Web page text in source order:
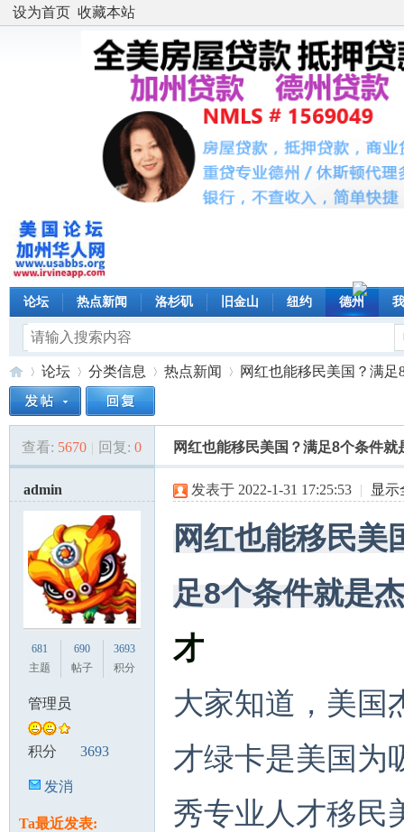
设为首页 收藏本站
论坛 热点新闻 洛杉矶 旧金山 纽约 德州
美»
论坛
›
分类信息 热点新闻
›
网红也能移民美国？满
查看: 5670 | 回复: 0 网红也能移民美国？满足8个条件就
admin
681
主题
690
帖子
3693
积分
管理员
积分 3693
发消
Ta最近发表:
发表于 2022-1-31 17:25:53 | 显示
网红也能移民美
足8个条件就是
才
大家知道，美国
才绿卡是美国为
秀专业人才移民